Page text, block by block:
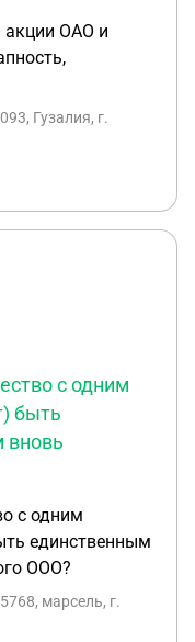
акции ОАО и
Гузалия, г.
с одним
быть
вновь
с одним
единственным
ООО?
марсель, г.